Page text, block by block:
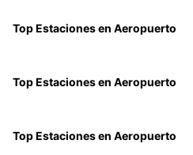
Top Estaciones en Aeropuerto
Top Estaciones en Aeropuerto
Top Estaciones en Aeropuerto